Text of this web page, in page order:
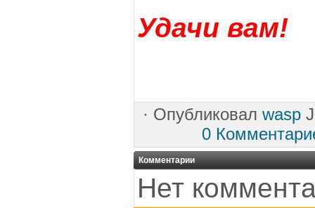
Удачи вам!
· Опубликовал wasp
0
Комментарии
Нет